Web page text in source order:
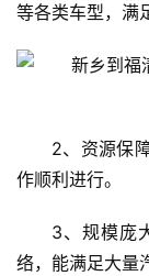
等各类车型，满
2、资源保
作顺利进行。
3、规模庞
络，能满足大量